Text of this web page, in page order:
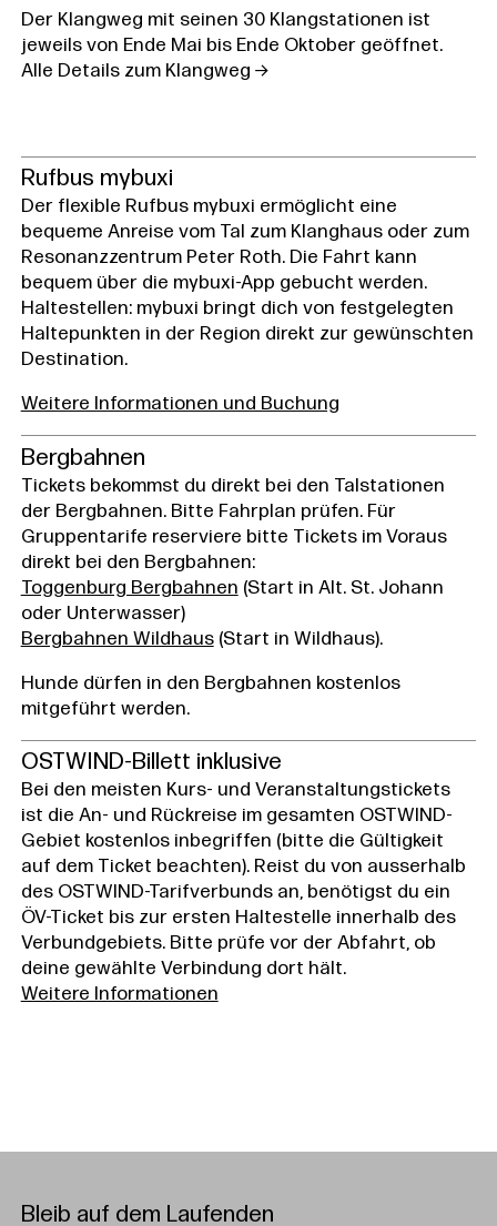
Der Klangweg mit seinen 30 Klangstationen ist
jeweils von Ende Mai bis Ende Oktober geöffnet.
Alle Details zum Klangweg
Rufbus mybuxi
Der flexible Rufbus mybuxi ermöglicht eine
bequeme Anreise vom Tal zum Klanghaus oder zum
Resonanzzentrum Peter Roth. Die Fahrt kann
bequem über die mybuxi-App gebucht werden.
Haltestellen: mybuxi bringt dich von festgelegten
Haltepunkten in der Region direkt zur gewünschten
Destination.
Weitere Informationen und Buchung
Bergbahnen
Tickets bekommst du direkt bei den Talstationen
der Bergbahnen. Bitte Fahrplan prüfen. Für
Gruppentarife reserviere bitte Tickets im Voraus
direkt bei den Bergbahnen:
Toggenburg Bergbahnen (Start in Alt. St. Johann
oder Unterwasser)
Bergbahnen Wildhaus(Start in Wildhaus).
Hunde dürfen in den Bergbahnen kostenlos
mitgeführt werden.
OSTWIND-Billett inklusive
Bei den meisten Kurs- und Veranstaltungstickets
ist die An- und Rückreise im gesamten OSTWIND-
Gebiet kostenlos inbegriffen (bitte die Gültigkeit
auf dem Ticket beachten). Reist du von ausserhalb
des OSTWIND-Tarifverbunds an, benötigst du ein
ÖV-Ticket bis zur ersten Haltestelle innerhalb des
Verbundgebiets. Bitte prüfe vor der Abfahrt, ob
deine gewählte Verbindung dort hält.
Weitere Informationen
Bleib auf dem Laufenden